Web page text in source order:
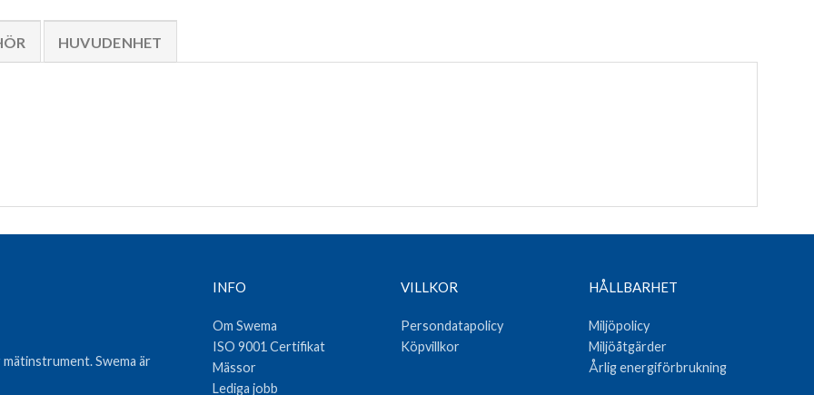
HUVUDENHET
Swema är
INFO
Om Swema
ISO 9001 Certifikat
Mässor
Lediga jobb
VILLKOR
Persondatapolicy
Köpvillkor
HÅLLBARHET
Miljöpolicy
Miljöåtgärder
Årlig energiförbrukning